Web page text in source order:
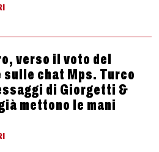
verso il voto del
sulle chat Mps. Turco
di Giorgetti &
mettono le mani